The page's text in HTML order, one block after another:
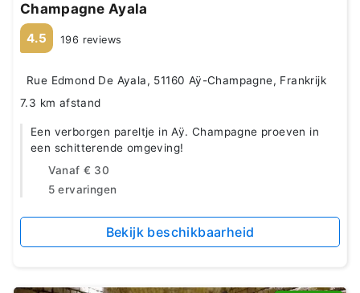
Champagne Ayala
4.5 196 reviews
Rue Edmond De Ayala, 51160 Aÿ-Champagne, Frankrijk
7.3 km afstand
Een verborgen pareltje in Aÿ. Champagne proeven in
een schitterende omgeving!
Vanaf € 30
5 ervaringen
Bekijk beschikbaarheid